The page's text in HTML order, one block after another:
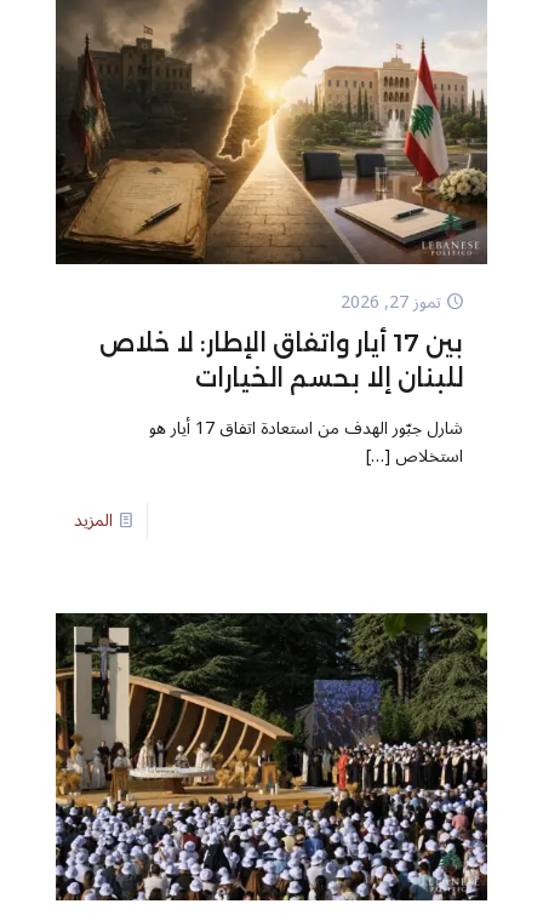
تموز 27, 2026
بين 17 أيار واتفاق الإطار: لا خلاص
للبنان إلا بحسم الخيارات
شارل جبّور الهدف من استعادة اتفاق 17 أيار هو
استخلاص[…]
المزيد